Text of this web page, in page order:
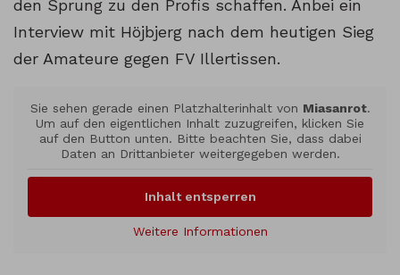
den Sprung zu den Profis schaffen. Anbei ein
Interview mit Höjbjerg nach dem heutigen Sieg
der Amateure gegen FV Illertissen.
Sie sehen gerade einen Platzhalterinhalt von Miasanrot.
Um auf den eigentlichen Inhalt zuzugreifen, klicken Sie
auf den Button unten. Bitte beachten Sie, dass dabei
Daten an Drittanbieter weitergegeben werden.
Inhalt entsperren
Weitere Informationen